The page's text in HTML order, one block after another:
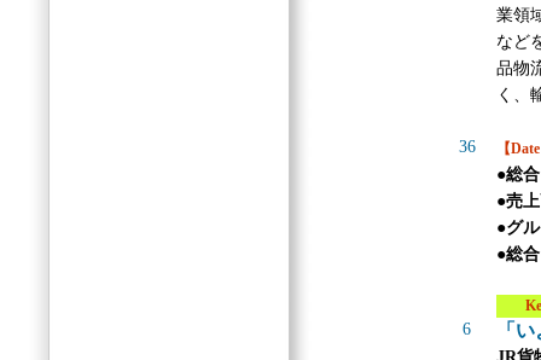
業領
など
品物
く、
36 【
●総
●売
●グ
●総
Key
6 「